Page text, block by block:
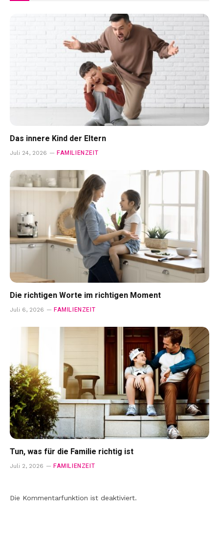
Das innere Kind der Eltern
Juli 24, 2026 FAMILIENZEIT
Die richtigen Worte im richtigen Moment
Juli 6, 2026 FAMILIENZEIT
Tun, was für die Familie richtig ist
Juli 2, 2026 FAMILIENZEIT
Die Kommentarfunktion ist deaktiviert.